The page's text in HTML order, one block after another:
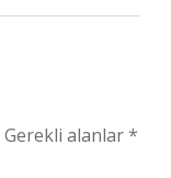
Gerekli alanlar*